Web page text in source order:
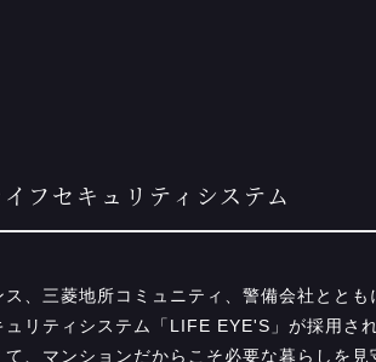
フセキュリティシステム
ス、三菱地所コミュニティ、警備会社ととも
ュリティシステム「LIFE EYE'S」が採用さ
、マンションだからこそ必要な暮らしを見